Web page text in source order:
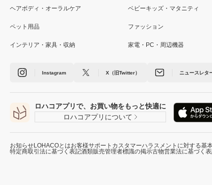
ヘアボディ・オーラルケア ベビーキッズ・マタニティ
ペット用品 ファッション
インテリア・家具・収納 家電・PC・周辺機器
Instagram X（旧Twitter） ニュースレタ
ロハコアプリで、お買い物をもっと快適に
ロハコアプリについて
お知らせLOHACOとはお客様サポート カスタマーハラスメントに対する基
特定商取引法に基づく表記酒類販売管理者標識の掲示古物営業法に基づく